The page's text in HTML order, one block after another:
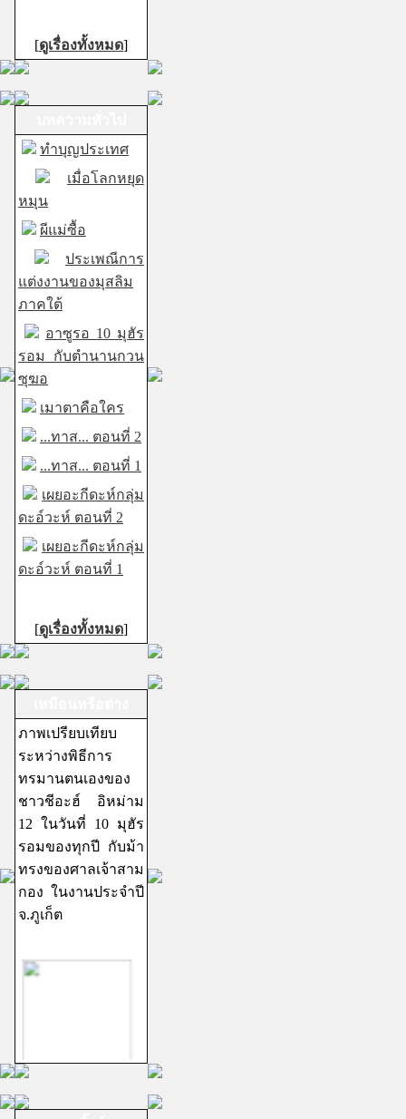
[ดูเรื่องทั้งหมด]
ทำบุญประเทศ
เมื่อโลกหยุด
หมุน
ผีแม่ซื้อ
ประเพณีการ
แต่งงานของมุสลิม
ภาคใต้
อาซูรอ 10 มุฮัร
รอม กับตำนานกวน
ซุฆอ
เมาตาคือใคร
...ทาส... ตอนที่ 2
...ทาส... ตอนที่ 1
เผยอะกีดะห์กลุ่ม
ดะอ์วะห์ ตอนที่ 2
เผยอะกีดะห์กลุ่ม
ดะอ์วะห์ ตอนที่ 1
[ดูเรื่องทั้งหมด]
ภาพเปรียบเทียบ
ระหว่างพิธีการ
ทรมานตนเองของ
ชาวชีอะฮ์ อิหม่าม
12 ในวันที่ 10 มุฮัร
รอมของทุกปี กับม้า
ทรงของศาลเจ้าสาม
กอง ในงานประจำปี
จ.ภูเก็ต
ชีอะฮ์อิหม่ามสิบ